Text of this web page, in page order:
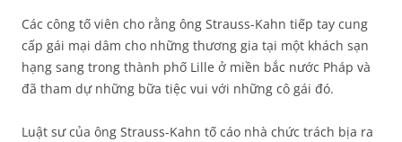
Các công tố viên cho rằng ông Strauss-Kahn tiếp tay cung
cấp gái mại dâm cho những thương gia tại một khách sạn
hạng sang trong thành phố Lille ở miền bắc nước Pháp và
đã tham dự những bữa tiệc vui với những cô gái đó.
Luật sư của ông Strauss-Kahn tố cáo nhà chức trách bịa ra